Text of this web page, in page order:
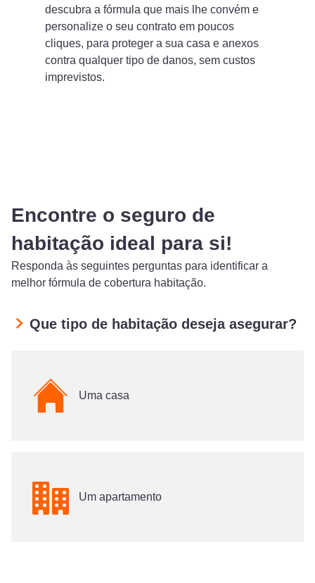
descubra a fórmula que mais lhe convém e
personalize o seu contrato em poucos
cliques, para proteger a sua casa e anexos
contra qualquer tipo de danos, sem custos
imprevistos.
Encontre o seguro de
habitação ideal para si!
Responda às seguintes perguntas para identificar a
melhor fórmula de cobertura habitação.
Que tipo de habitação deseja asegurar?
Uma casa
Um apartamento